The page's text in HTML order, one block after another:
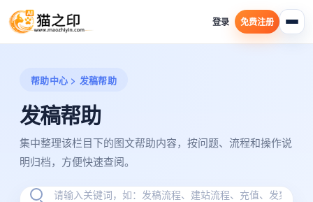
登录 免费注册
帮助中心 > 发稿帮助
发稿帮助
集中整理该栏目下的图文帮助内容，按问题、流程和操作说
明归档，方便快速查阅。